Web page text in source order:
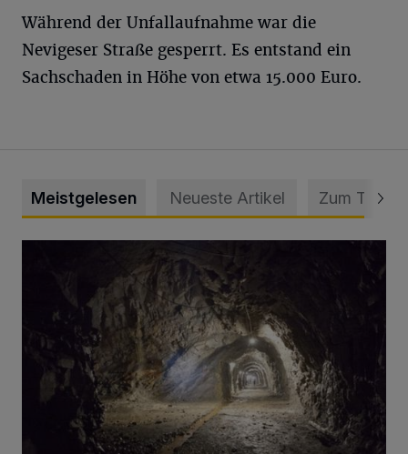
Während der Unfallaufnahme war die
Nevigeser Straße gesperrt. Es entstand ein
Sachschaden in Höhe von etwa 15.000 Euro.
Meistgelesen Neueste Artikel Zum Thema